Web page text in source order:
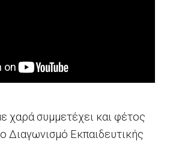
χαρά συμμετέχει και φέτος
Διαγωνισμό Εκπαιδευτικής